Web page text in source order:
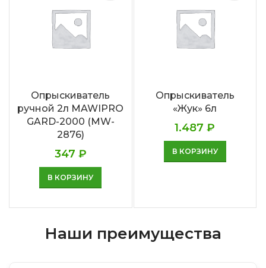
Опрыскиватель
ручной 2л MAWIPRO
GARD-2000 (MW-
2876)
347 ₽
В КОРЗИНУ
Опрыскиватель
«Жук» 6л
1.487₽
В КОРЗИНУ
Наши преимущества